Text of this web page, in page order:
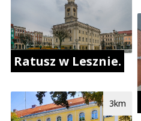
Ratusz w Lesznie.
3km